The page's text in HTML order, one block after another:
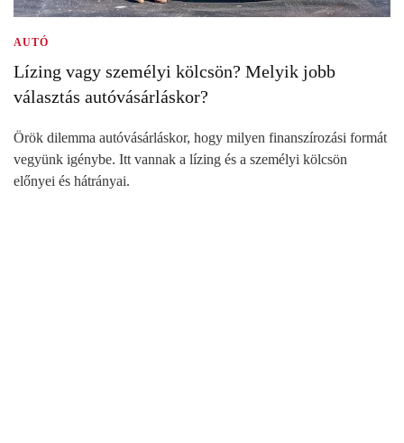
AUTÓ
Lízing vagy személyi kölcsön? Melyik jobb
választás autóvásárláskor?
Örök dilemma autóvásárláskor, hogy milyen finanszírozási formát
vegyünk igénybe. Itt vannak a lízing és a személyi kölcsön
előnyei és hátrányai.